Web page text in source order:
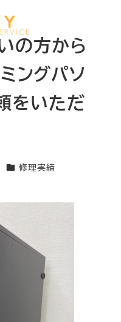
の方から
ングパソ
をいただ
カテゴリー
修理実績